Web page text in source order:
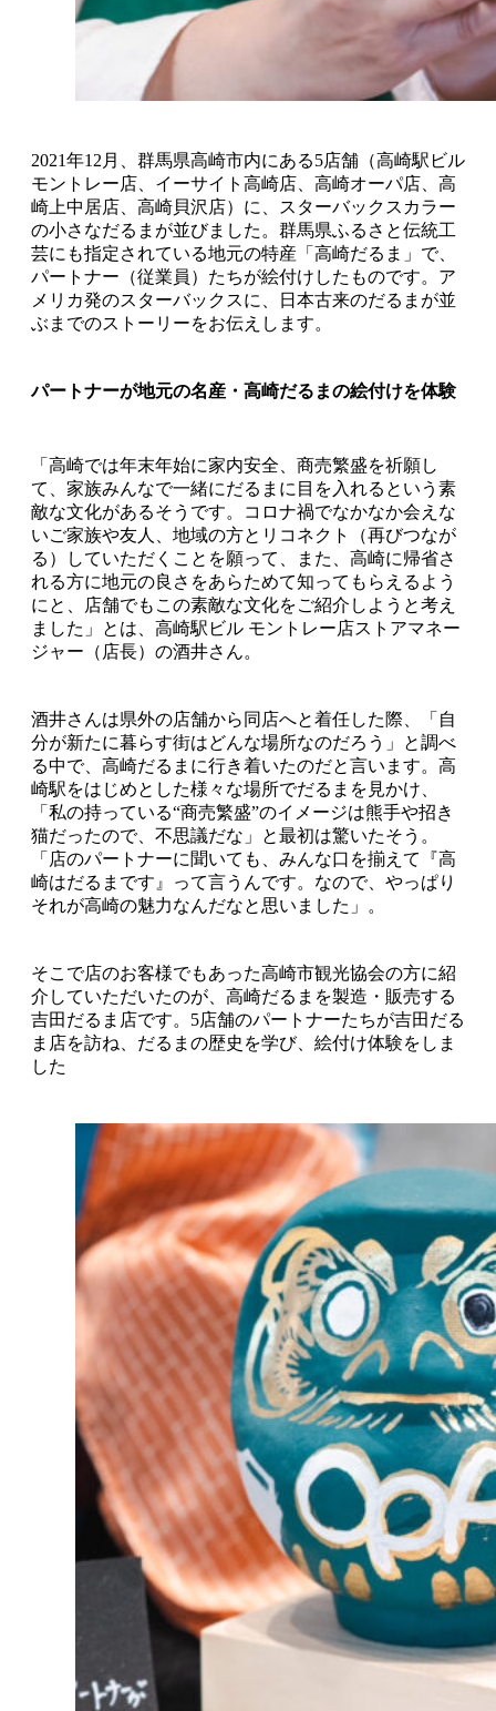
2021年12月、群馬県高崎市内にある5店舗（高崎駅ビル
モントレー店、イーサイト高崎店、高崎オーパ店、高
崎上中居店、高崎貝沢店）に、スターバックスカラー
の小さなだるまが並びました。群馬県ふるさと伝統工
芸にも指定されている地元の特産「高崎だるま」で、
パートナー（従業員）たちが絵付けしたものです。ア
メリカ発のスターバックスに、日本古来のだるまが並
ぶまでのストーリーをお伝えします。
パートナーが地元の名産・高崎だるまの絵付けを体験
「高崎では年末年始に家内安全、商売繁盛を祈願し
て、家族みんなで一緒にだるまに目を入れるという素
敵な文化があるそうです。コロナ禍でなかなか会えな
いご家族や友人、地域の方とリコネクト（再びつなが
る）していただくことを願って、また、高崎に帰省さ
れる方に地元の良さをあらためて知ってもらえるよう
にと、店舗でもこの素敵な文化をご紹介しようと考え
ました」とは、高崎駅ビル モントレー店ストアマネー
ジャー（店長）の酒井さん。
酒井さんは県外の店舗から同店へと着任した際、「自
分が新たに暮らす街はどんな場所なのだろう」と調べ
る中で、高崎だるまに行き着いたのだと言います。高
崎駅をはじめとした様々な場所でだるまを見かけ、
「私の持っている“商売繁盛”のイメージは熊手や招き
猫だったので、不思議だな」と最初は驚いたそう。
「店のパートナーに聞いても、みんな口を揃えて『高
崎はだるまです』って言うんです。なので、やっぱり
それが高崎の魅力なんだなと思いました」。
そこで店のお客様でもあった高崎市観光協会の方に紹
介していただいたのが、高崎だるまを製造・販売する
吉田だるま店です。5店舗のパートナーたちが吉田だる
ま店を訪ね、だるまの歴史を学び、絵付け体験をしま
した